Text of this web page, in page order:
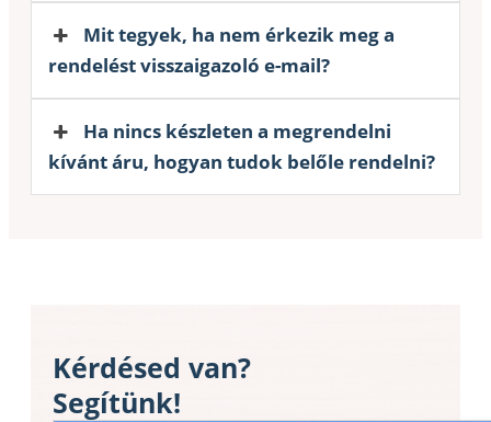
Mit tegyek, ha nem érkezik meg a
rendelést visszaigazoló e-mail?
Ha nincs készleten a megrendelni
kívánt áru, hogyan tudok belőle rendelni?
Kérdésed van?
Segítünk!